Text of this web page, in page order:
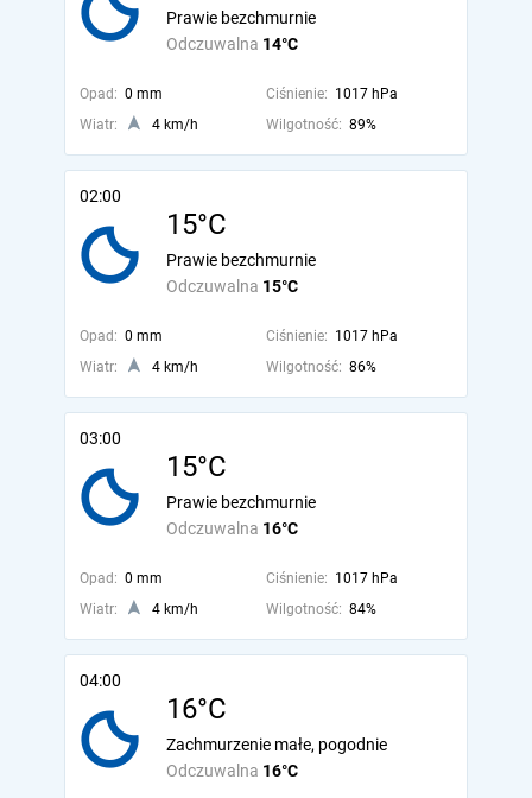
Odczuwalna 14°C
Prawie bezchmurnie
Opad: 0 mm Ciśnienie: 1017 hPa
Wiatr:
4 km/h Wilgotność: 89%
02:00
15°C
Odczuwalna 15°C
Prawie bezchmurnie
Opad: 0 mm Ciśnienie: 1017 hPa
Wiatr:
4 km/h Wilgotność: 86%
03:00
15°C
Odczuwalna 16°C
Prawie bezchmurnie
Opad: 0 mm Ciśnienie: 1017 hPa
Wiatr:
4 km/h Wilgotność: 84%
04:00
16°C
Odczuwalna 16°C
Zachmurzenie małe, pogodnie